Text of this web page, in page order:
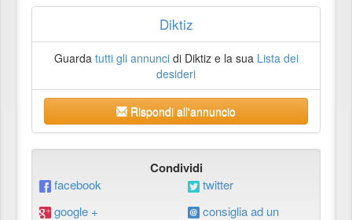
Diktiz
Guarda tutti gli annuncidi Diktiz e la sua Lista dei
desideri
Rispondi all'annuncio
Condividi
facebook
twitter
google +
consiglia ad un